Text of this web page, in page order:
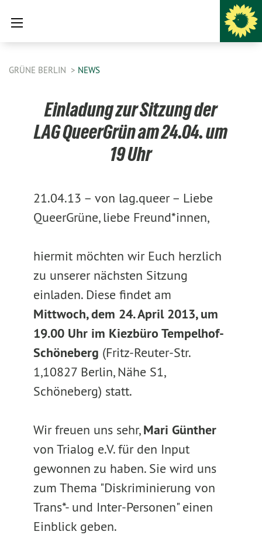
GRÜNE BERLIN NEWS
Einladung zur Sitzung der
LAG QueerGrün am 24.04. um
19 Uhr
21.04.13 – von lag.queer – Liebe
QueerGrüne, liebe Freund*innen,
hiermit möchten wir Euch herzlich
zu unserer nächsten Sitzung
einladen. Diese findet am
Mittwoch, dem 24. April 2013, um
19.00 Uhr im Kiezbüro Tempelhof-
Schöneberg (Fritz-Reuter-Str.
1,10827 Berlin, Nähe S1,
Schöneberg) statt.
Wir freuen uns sehr,Mari Günther
von Trialog e.V. für den Input
gewonnen zu haben. Sie wird uns
zum Thema "Diskriminierung von
Trans*- und Inter-Personen" einen
Einblick geben.